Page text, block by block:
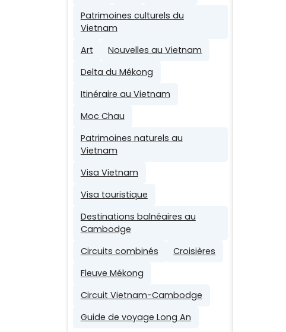
Patrimoines culturels du
Vietnam
Art
Nouvelles au Vietnam
Delta du Mékong
Itinéraire au Vietnam
Moc Chau
Patrimoines naturels au
Vietnam
Visa Vietnam
Visa touristique
Destinations balnéaires au
Cambodge
Circuits combinés
Croisières
Fleuve Mékong
Circuit Vietnam-Cambodge
Guide de voyage Long An